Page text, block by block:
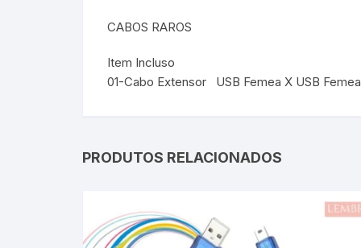
CABOS RAROS
Item Incluso
01-Cabo Extensor USB Femea X USB Femea
PRODUTOS RELACIONADOS